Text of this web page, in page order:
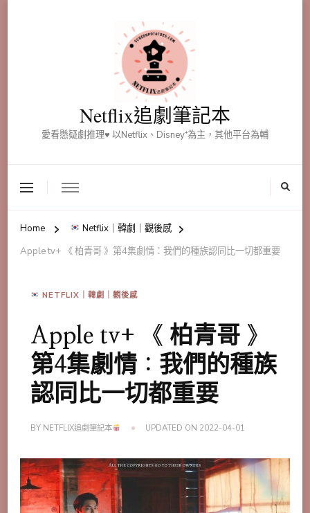
Netflix追劇筆記本
愛看懸疑劇推理♥ 以Netflix、Disney⁺為主，其他平台為輔
Home
Netflix｜韓劇｜觀後感
Apple tv+ 《 柏青哥 》第4集劇情：我們的種族認同比一切都重要
NETFLIX｜韓劇｜觀後感
Apple tv+ 《 柏青哥 》
第4集劇情：我們的種族
認同比一切都重要
BY NETFLIX追劇筆記本 UPDATED ON 2022-04-01